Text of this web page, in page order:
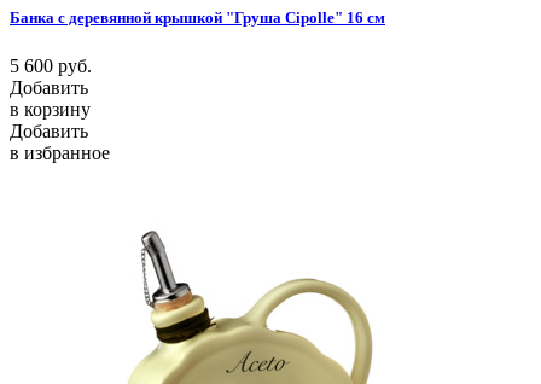
Банка с деревянной крышкой "Груша Cipolle" 16 см
5 600 руб.
Добавить
в корзину
Добавить
в избранное